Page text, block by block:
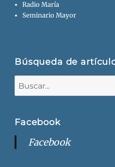
Radio María
Seminario Mayor
Búsqueda de
Facebook
Facebook